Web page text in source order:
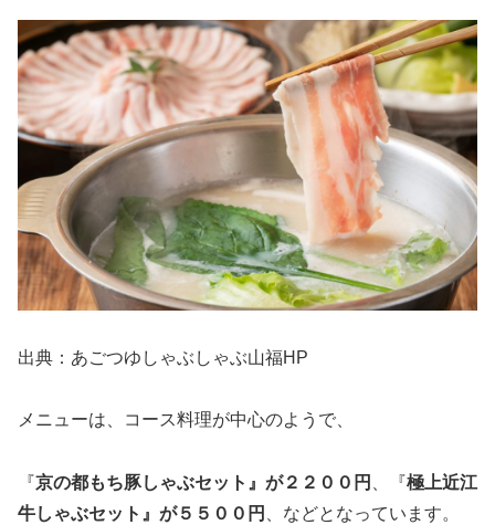
出典：あごつゆしゃぶしゃぶ山福HP
メニューは、コース料理が中心のようで、
『京の都もち豚しゃぶセット』が２２００円 、『極上近江
牛しゃぶセット』が５５００円
、などとなっています。